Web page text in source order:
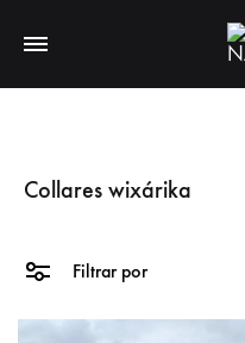
Collares wixárika
Filtrar por